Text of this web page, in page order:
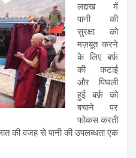
लद्दाख में
पानी की
सुरक्षा को
मज़बूत करने
के लिए बर्फ़
की कटाई
और पिघली
हुई बर्फ़ को
बचाने पर
फोकस करती
की वजह से पानी की उपलब्धता एक